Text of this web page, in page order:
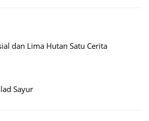
dan Lima Hutan Satu Cerita
Sayur